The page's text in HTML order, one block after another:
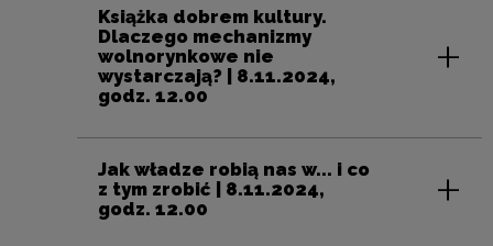
Książka dobrem kultury.
Dlaczego mechanizmy
wolnorynkowe nie
wystarczają? | 8.11.2024,
godz. 12.00
Jak władze robią nas w... i co
z tym zrobić | 8.11.2024,
godz. 12.00